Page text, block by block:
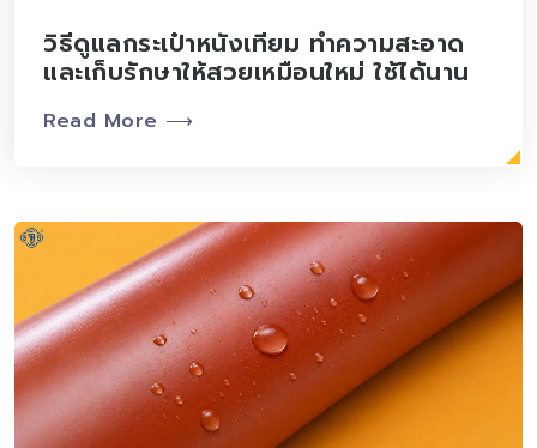
วิธีดูแลกระเป๋าหนังเทียม ทำความสะอาด
และเก็บรักษาให้สวยเหมือนใหม่ ใช้ได้นาน
Read More ⟶